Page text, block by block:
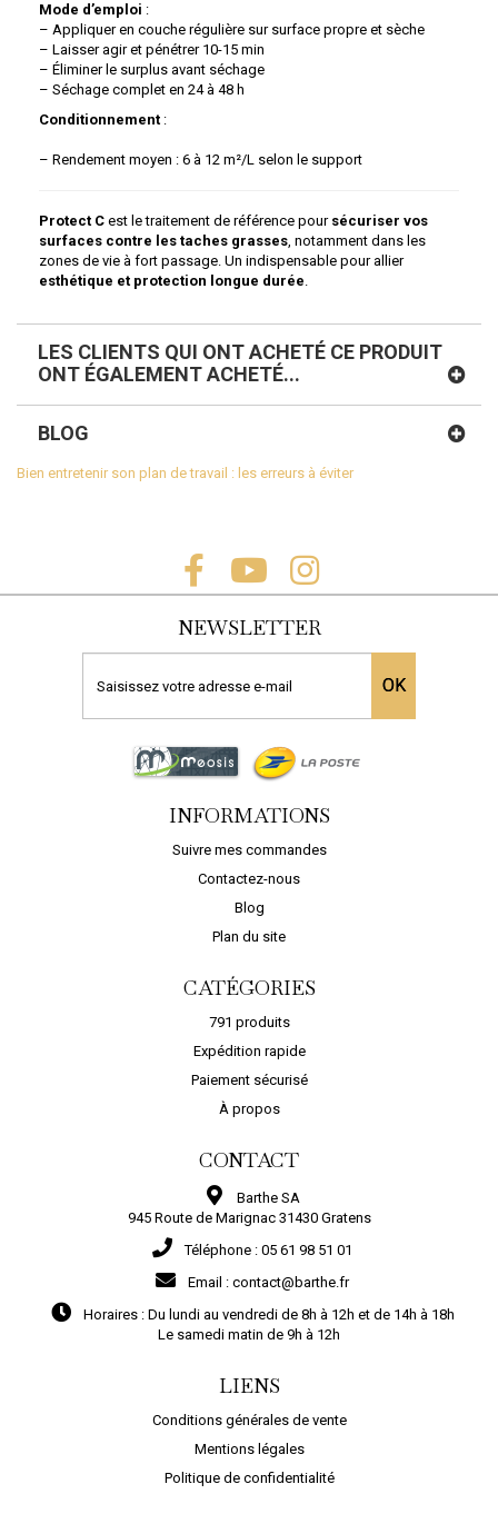
Mode d’emploi :
– Appliquer en couche régulière sur surface propre et sèche
– Laisser agir et pénétrer 10-15 min
– Éliminer le surplus avant séchage
– Séchage complet en 24 à 48 h
Conditionnement :
– Rendement moyen : 6 à 12 m²/L selon le support
Protect C est le traitement de référence pour sécuriser vos
surfaces contre les taches grasses, notamment dans les
zones de vie à fort passage. Un indispensable pour allier
esthétique et protection longue durée.
LES CLIENTS QUI ONT ACHETÉ CE PRODUIT
ONT ÉGALEMENT ACHETÉ...
NETTOYANT...
BLOG
Bien entretenir son plan de travail : les erreurs à éviter
NEWSLETTER
OK
INFORMATIONS
Suivre mes commandes
Contactez-nous
Blog
Plan du site
CATÉGORIES
791 produits
Expédition rapide
Paiement sécurisé
À propos
CONTACT
Barthe SA
945 Route de Marignac 31430 Gratens
Téléphone : 05 61 98 51 01
Email : contact@barthe.fr
Horaires : Du lundi au vendredi de 8h à 12h et de 14h à 18h
Le samedi matin de 9h à 12h
LIENS
Conditions générales de vente
Mentions légales
Politique de confidentialité